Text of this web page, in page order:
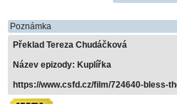
Poznámka
Překlad Tereza Chudáčková
Název epizody: Kuplířka
https://www.csfd.cz/film/724640-bless-